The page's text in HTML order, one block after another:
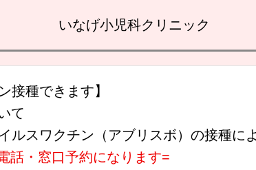
いなげ小児科クリニック
接種できます】
て
ルスワクチン（アブリスボ）の接種に
話・窓口予約になります=